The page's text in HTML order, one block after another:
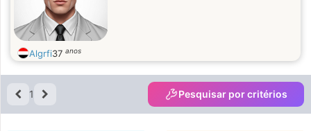
Algrfi37 anos
1 Pesquisar por critérios